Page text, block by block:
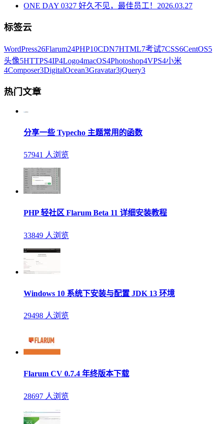
ONE DAY 0327 好久不见，最佳员工！ 2026.03.27
标签云
WordPress26Flarum24PHP10CDN7HTML7考试7CSS6CentOS5
头像5HTTPS4IP4Logo4macOS4Photoshop4VPS4小米
4Composer3DigitalOcean3Gravatar3jQuery3
热门文章
分享一些 Typecho 主题常用的函数
57941 人浏览
PHP 轻社区 Flarum Beta 11 详细安装教程
33849 人浏览
Windows 10 系统下安装与配置 JDK 13 环境
29498 人浏览
Flarum CV 0.7.4 年终版本下载
28697 人浏览